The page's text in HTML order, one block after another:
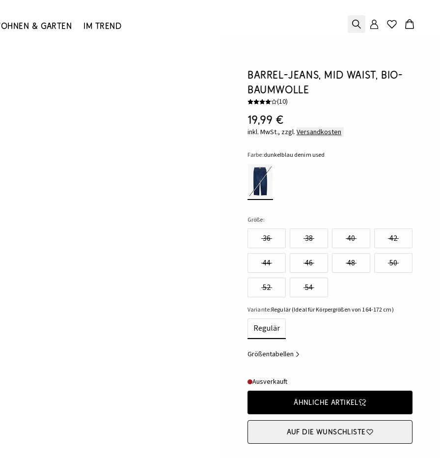
& Garten Im Trend
Barrel-Jeans, Mid Waist, Bio-
Baumwolle
(10)
19,99 €
inkl. MwSt., zzgl. Versandkosten
Farbe:dunkelblau denim used
Größe:
36 38 40 42
44 46 48 50
52 54
Variante:Regulär (Ideal für Körpergrößen von 164-172 cm)
Regulär
Größentabellen
Ausverkauft
Ähnliche Artikel
Auf die Wunschliste